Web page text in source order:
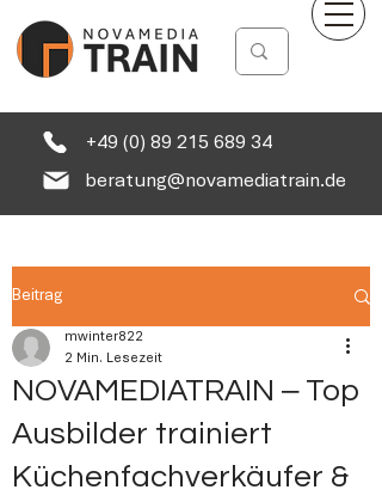
+49 (0) 89 215 689 34
beratung@novamediatrain.de
Beitrag
NOVAMEDIATRAIN ‒ Top
Ausbilder trainiert
Küchenfachverkäufer &
mwinter822
2 Min. Lesezeit